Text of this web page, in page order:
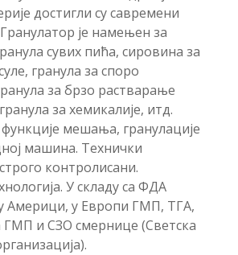
достигли су савремени
је намењен за
сувих пића, сировина за
гранула за споро
за брзо растварање
за хемикалије, итд.
мешања, гранулације
машина. Технички
контролисани.
У складу са ФДА
Америци, у Европи ГМП, ТГА,
и СЗО смернице (Светска